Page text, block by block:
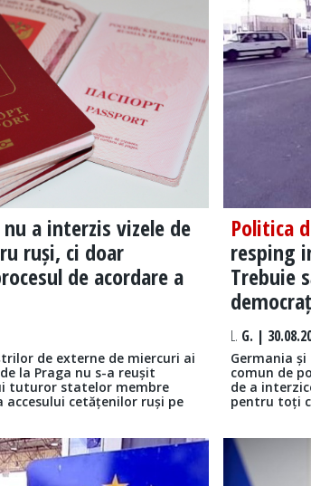
nu a interzis vizele de
ruși, ci doar
de acordare a
de externe de miercuri ai
la Praga nu s-a reușit
tuturor statelor membre
cetățenilor ruși pe
Politica
resping
Trebuie
L. G. |
Germania
comun de
de a
pentru toți